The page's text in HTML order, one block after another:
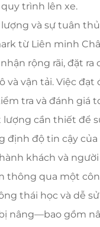
trình lên xe.
và sự tuân
từ Liên minh
rộng rãi, đặt ra
và vận tải. Việc
tra và đánh giá
cần thiết để
định độ tin cậy
khách và
thông qua một
thái học và dễ
nâng—bao gồm